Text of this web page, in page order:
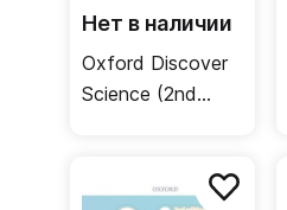
Нет в наличии
Oxford Discover
Science (2nd
Книга для